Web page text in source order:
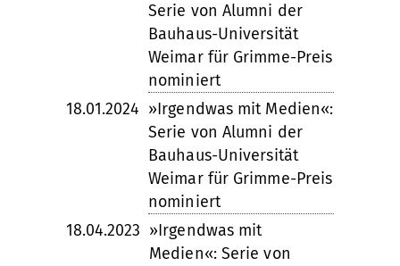
Serie von Alumni der
Bauhaus-Universität
Weimar für Grimme-Preis
nominiert
18.01.2024 »Irgendwas mit Medien«:
Serie von Alumni der
Bauhaus-Universität
Weimar für Grimme-Preis
nominiert
18.04.2023 »Irgendwas mit
Medien«: Serie von